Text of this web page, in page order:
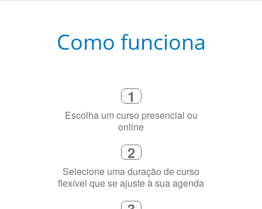
Como funciona
1
Escolha um curso presencial ou
2
Selecione uma duração de curso